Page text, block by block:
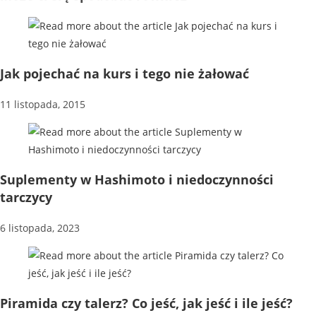
Jak pojechać na kurs i tego nie żałować
11 listopada, 2015
Suplementy w Hashimoto i niedoczynności
tarczycy
6 listopada, 2023
Piramida czy talerz? Co jeść, jak jeść i ile jeść?